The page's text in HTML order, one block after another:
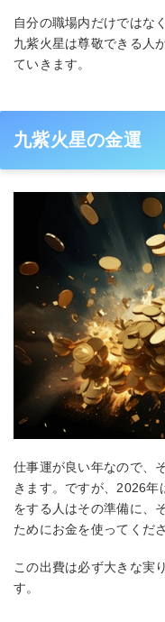
自分の職場内だけではな
九紫火星は尊敬できる人
ていきます。
九紫火星の金運
仕事運が良い年なので、
きます。ですが、2026年
をする人はその準備に、
ためにお金を使ってくださ
この出費は必ず大きな実
す。